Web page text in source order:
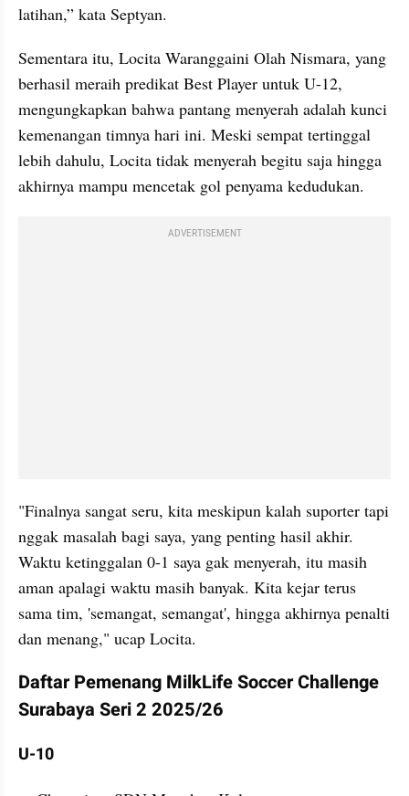
latihan,” kata Septyan.
Sementara itu, Locita Waranggaini Olah Nismara, yang
berhasil meraih predikat Best Player untuk U-12,
mengungkapkan bahwa pantang menyerah adalah kunci
kemenangan timnya hari ini. Meski sempat tertinggal
lebih dahulu, Locita tidak menyerah begitu saja hingga
akhirnya mampu mencetak gol penyama kedudukan.
ADVERTISEMENT
"Finalnya sangat seru, kita meskipun kalah suporter tapi
nggak masalah bagi saya, yang penting hasil akhir.
Waktu ketinggalan 0-1 saya gak menyerah, itu masih
aman apalagi waktu masih banyak. Kita kejar terus
sama tim, 'semangat, semangat', hingga akhirnya penalti
dan menang," ucap Locita.
Daftar Pemenang MilkLife Soccer Challenge
Surabaya Seri 2 2025/26
U-10